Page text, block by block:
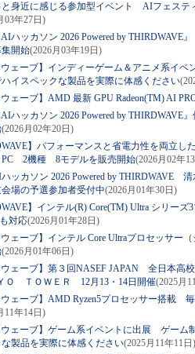
身近に感じる参加型イベント AIフェステ
03年27日)
AIハッカソン 2026 Powered by
開始(2026月03年19日)
ウェーブ】インディーゲーム＆アニメ系イ
イスペックな製品を実際に体感ください
ウェーブ】AMD 最新 GPU Radeon(TM) AI
AIハッカソン 2026 Powered by
(2026月02年20日)
】パフォーマンスと省電力性を両立
PC 2機種 8モデルを販売開始(2026月02年
ッカソン 2026 Powered by THIRDWAVE
場の予選参加者受付中(2026月01年30日)
】インテル(R) Core(TM) Ultra シリー
対応(2026月01年28日)
ウェーブ】インテル Core Ultraプロセッサ
(2026月01年06日)
ウェーブ】第３回NASEF JAPAN 全日本
Ｏ ＴＯＷＥＲ 12月13・14日開催(2025月
ウェーブ】AMD Ryzen5プロセッサー搭載
11年14日)
ウェーブ】ゲーム系イベントに出展 ゲーム
製品を実際に体感ください(2025月11年11日)